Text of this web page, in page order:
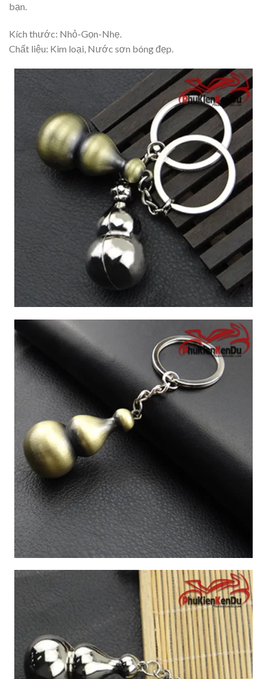
bạn.
Kích thước: Nhỏ-Gọn-Nhẹ.
Chất liệu: Kim loại, Nước sơn bóng đẹp.